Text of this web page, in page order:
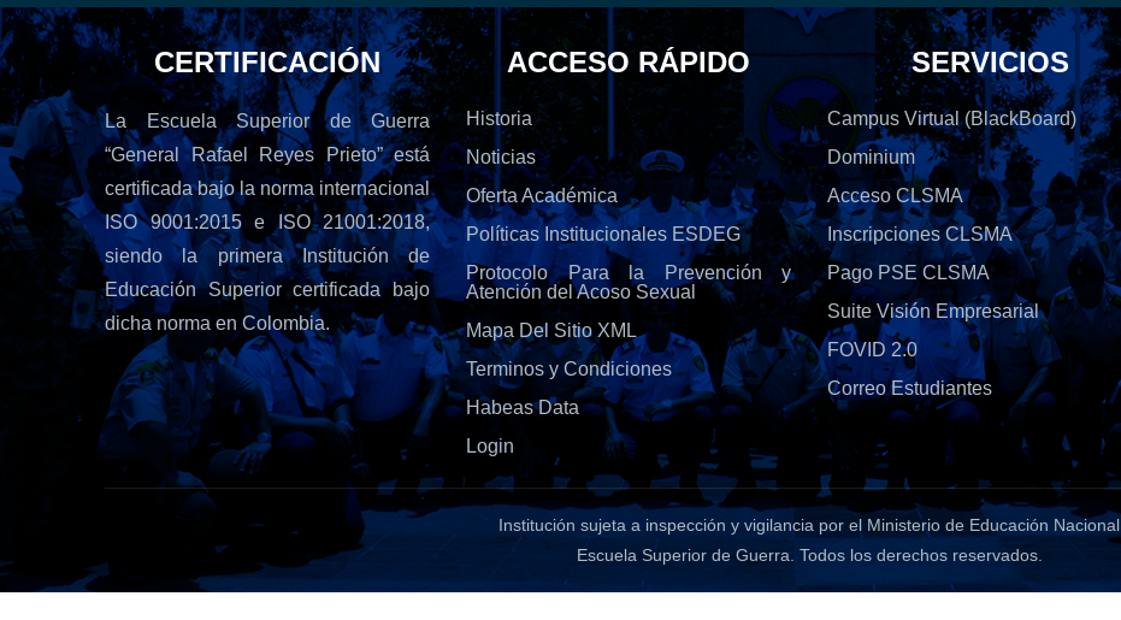
CERTIFICACIÓN
La Escuela Superior de Guerra
“General Rafael Reyes Prieto” está
certificada bajo la norma internacional
ISO 9001:2015 e ISO 21001:2018,
siendo la primera Institución de
Educación Superior certificada bajo
dicha norma en Colombia.
ACCESO RÁPIDO
Historia
Noticias
Oferta Académica
Políticas Institucionales ESDEG
Protocolo Para la Prevención y
Atención del Acoso Sexual
Mapa Del Sitio XML
Terminos y Condiciones
Habeas Data
Login
SERVICIOS
Campus Virtual (BlackBoard)
Dominium
Acceso CLSMA
Inscripciones CLSMA
Pago PSE CLSMA
Suite Visión Empresarial
FOVID 2.0
Correo Estudiantes
Institución sujeta a inspección y vigilancia por el Ministerio de Educación Nacional
Escuela Superior de Guerra. Todos los derechos reservados.